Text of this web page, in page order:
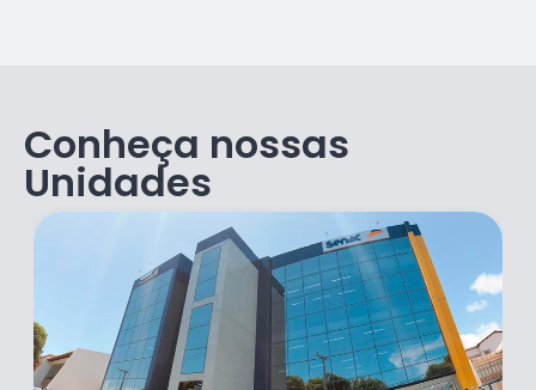
Conheça nossas
Unidades